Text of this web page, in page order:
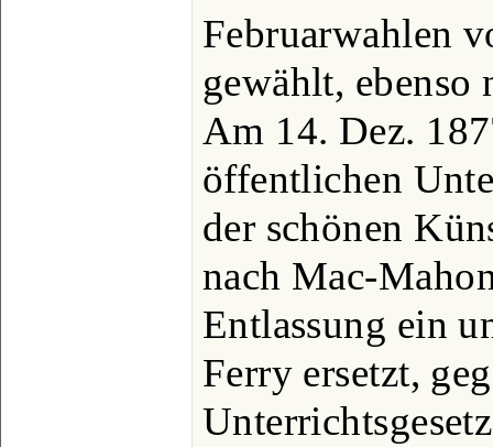
Februarwahlen
gewählt, ebenso
Am 14. Dez.
öffentlichen
der schönen
nach Mac-
Entlassung ein
Ferry ersetzt,